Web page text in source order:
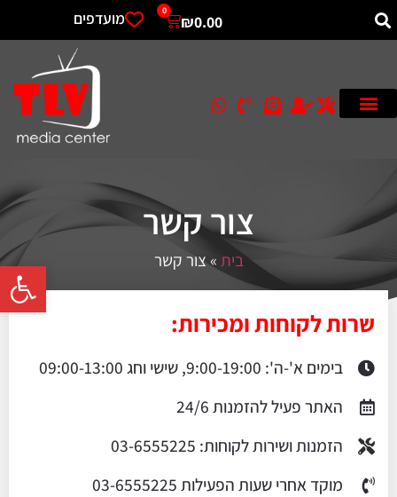
פתח
₪0.00
0 מועדפים
צור קשר
בית»צור קשר
שרות לקוחות ומכירות:
בימים א'-ה': 9:00-19:00, שישי וחג 09:00-13:00
האתר פעיל להזמנות 24/6
הזמנות ושירות לקוחות: 03-6555225
מוקד אחרי שעות הפעילות 03-6555225